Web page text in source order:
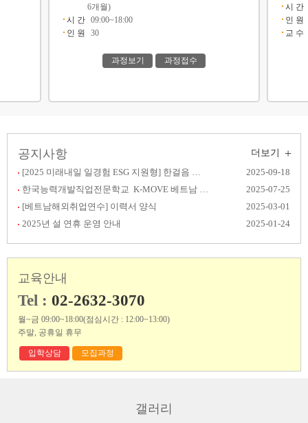
6개월)
시 간 09:00~18:00
인 원
30
과정보기 과정접수
시 간
인 원
교 수
공지사항 더보기 +
[2025 미래내일 일경험 ESG 지원형] 한걸음 챌린지
2025-09-18
한국능력개발직업전문학교 K-MOVE 베트남 취업 후기 공모전 결과발표
2025-07-25
[베트남해외취업연수] 이력서 양식
2025-03-01
2025년 설 연휴 운영 안내
2025-01-24
교육안내
Tel : 02-2632-3070
월~금 09:00~18:00(점심시간 : 12:00~13:00)
주말, 공휴일 휴무
입학상담 모집과정
갤러리